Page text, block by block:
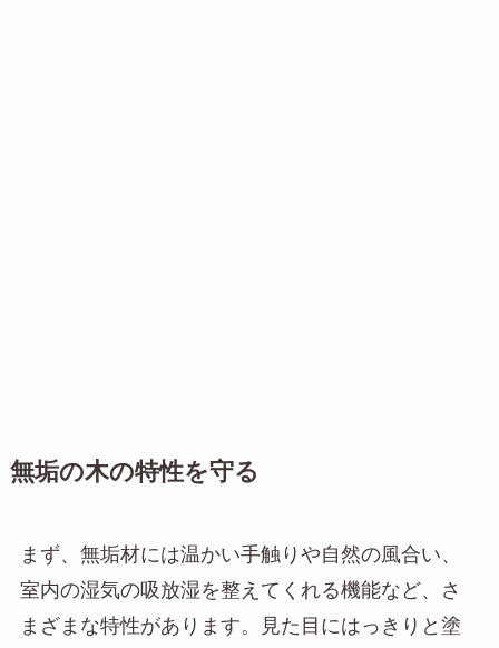
無垢の木の特性を守る
まず、無垢材には温かい手触りや自然の風合い、
室内の湿気の吸放湿を整えてくれる機能など、さ
まざまな特性があります。見た目にはっきりと塗